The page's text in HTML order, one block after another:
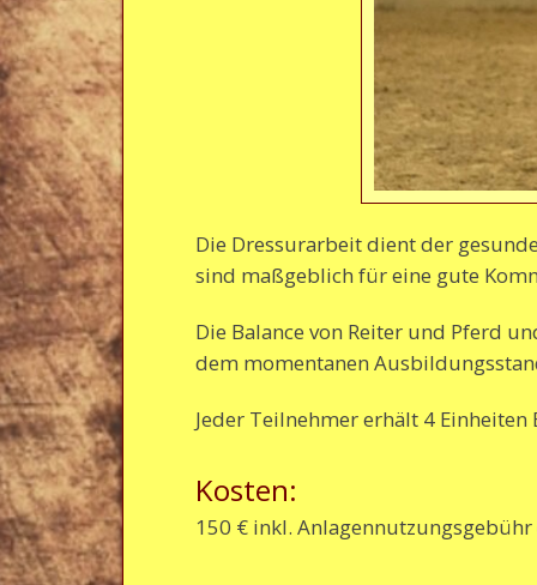
Die Dressurarbeit dient der
sind maßgeblich für eine gute
Die Balance von Reiter und Pferd
dem momentanen
Jeder Teilnehmer erhält 4
Kosten:
150 € inkl.